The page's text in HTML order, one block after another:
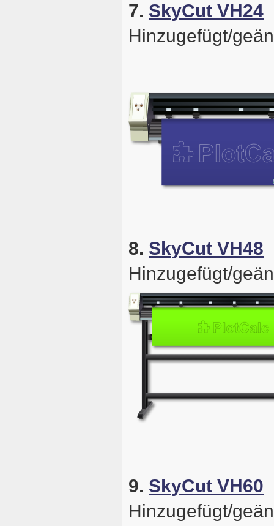
7. SkyCut VH24
Hinzugefügt/
8. SkyCut VH48
Hinzugefügt/
9. SkyCut VH60
Hinzugefügt/